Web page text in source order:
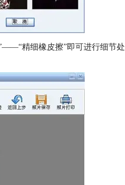
精细橡皮擦”即可进行细节处